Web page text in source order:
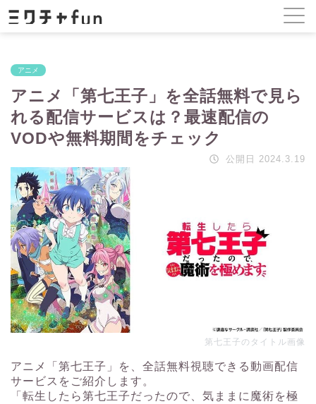
アニメ
アニメ「第七王子」を全話無料で見ら
れる配信サービスは？最速配信の
VODや無料期間をチェック
公開日 2024.3.19
第七王子のタイトル画像
アニメ「第七王子」を、全話無料視聴できる動画配信
サービスをご紹介します。
「転生したら第七王子だったので、気ままに魔術を極